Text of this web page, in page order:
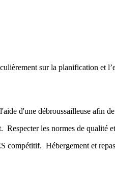
sur la planification et
d'une débroussailleuse afin
les normes de qualité
Hébergement et